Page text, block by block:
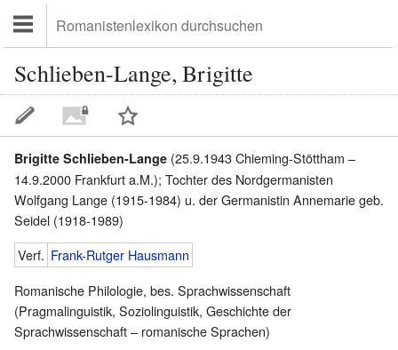
Schlieben-Lange, Brigitte
Brigitte Schlieben-Lange (25.9.1943 Chieming-Stöttham –
14.9.2000 Frankfurt a.M.); Tochter des Nordgermanisten
Wolfgang Lange (1915-1984) u. der Germanistin Annemarie geb.
Seidel (1918-1989)
Verf. Frank-Rutger Hausmann
Romanische Philologie, bes. Sprachwissenschaft
(Pragmalinguistik, Soziolinguistik, Geschichte der
Sprachwissenschaft – romanische Sprachen)